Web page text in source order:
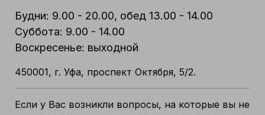
Будни: 9.00 - 20.00, обед 13.00 - 14.00
Суббота: 9.00 - 14.00
Воскресенье: выходной
450001, г. Уфа, проспект Октября, 5/2.
Если у Вас возникли вопросы, на которые вы не